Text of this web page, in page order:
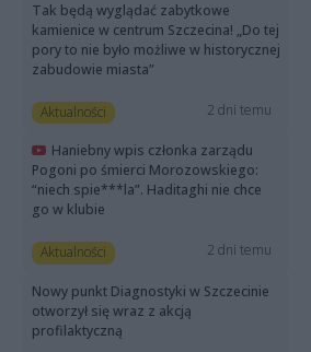
Tak będą wyglądać zabytkowe
kamienice w centrum Szczecina! „Do tej
pory to nie było możliwe w historycznej
zabudowie miasta”
Aktualności 2 dni temu
Haniebny wpis członka zarządu
Pogoni po śmierci Morozowskiego:
“niech spie***la”. Haditaghi nie chce
go w klubie
Aktualności 2 dni temu
Nowy punkt Diagnostyki w Szczecinie
otworzył się wraz z akcją
profilaktyczną